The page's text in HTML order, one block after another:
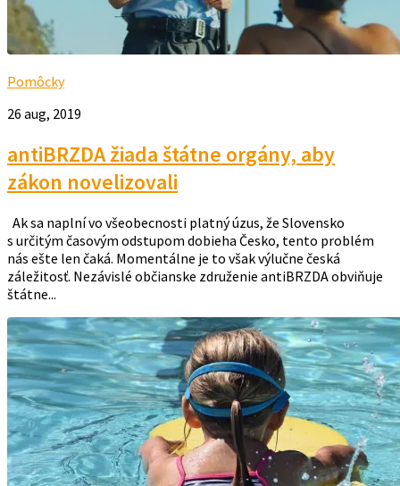
Pomôcky
26 aug, 2019
antiBRZDA žiada štátne orgány, aby
zákon novelizovali
Ak sa naplní vo všeobecnosti platný úzus, že Slovensko
s určitým časovým odstupom dobieha Česko, tento problém
nás ešte len čaká. Momentálne je to však výlučne česká
záležitosť. Nezávislé občianske združenie antiBRZDA obviňuje
štátne...